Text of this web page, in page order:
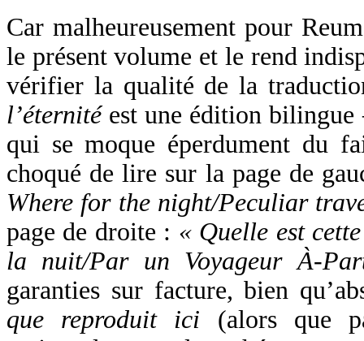
Car malheureusement pour
le présent volume et le rend
vérifier la qualité de la
l’éternitéest une édition bilingue
qui se moque éperdument du
choqué de lire sur la page de
Where for the night/Peculiar
page de droite : « Quelle est
la nuit/Par un Voyageur À-
garanties sur facture, bien
que reproduit ici (alors que